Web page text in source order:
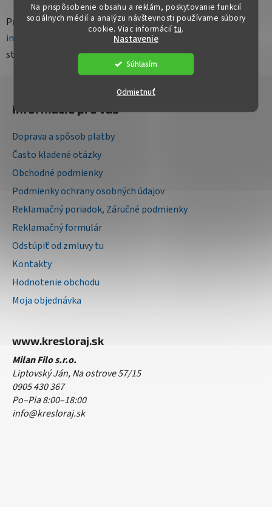
Na prispôsobenie obsahu a reklám, poskytovanie funkcií
sociálnych médií a analýzu návštevnosti používame súbory
cookie. Viac informáciítu.
Nastavenie
Odmietnuť
Súhlasím
Pre dohodu ovrátení tovaru nás kontaktujtena:
info@kresloraj.sk
alebo formou kontaktného formulára na
stránke.
Informácie pre vás
Doprava a spôsob platby
Často kladené otázky
Obchodné podmienky
Podmienky ochrany osobných údajov
Reklamačný poriadok, Záručné podmienky
Reklamačný formulár
Odstúpiť od zmluvy tu
Kontakty
Hodnotenie obchodu
Moja objednávka
www.kresloraj.sk
Milan Filo s.r.o.
Liptovský Ján, Na ostrove 57/15
0905 430 367
Po–Pia 8:00–18:00
info@kresloraj.sk